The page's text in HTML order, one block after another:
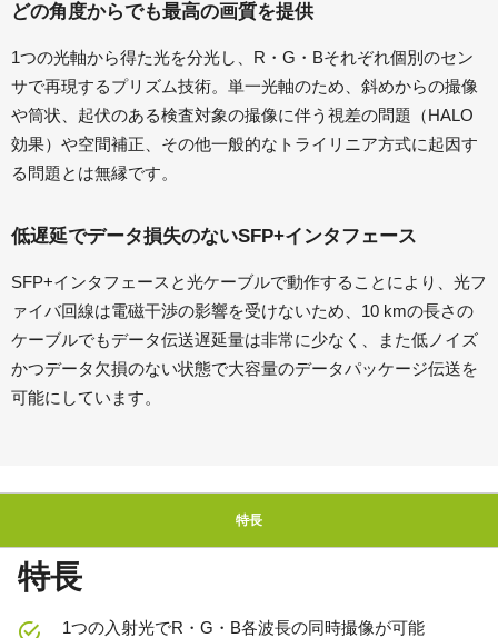
どの角度からでも最高の画質を提供
1つの光軸から得た光を分光し、R・G・Bそれぞれ個別のセン
サで再現するプリズム技術。単一光軸のため、斜めからの撮像
や筒状、起伏のある検査対象の撮像に伴う視差の問題（HALO
効果）や空間補正、その他一般的なトライリニア方式に起因す
る問題とは無縁です。
低遅延でデータ損失のないSFP+インタフェース
SFP+インタフェースと光ケーブルで動作することにより、光フ
ァイバ回線は電磁干渉の影響を受けないため、10 kmの長さの
ケーブルでもデータ伝送遅延量は非常に少なく、また低ノイズ
かつデータ欠損のない状態で大容量のデータパッケージ伝送を
可能にしています。
特長
特長
1つの入射光でR・G・B各波長の同時撮像が可能